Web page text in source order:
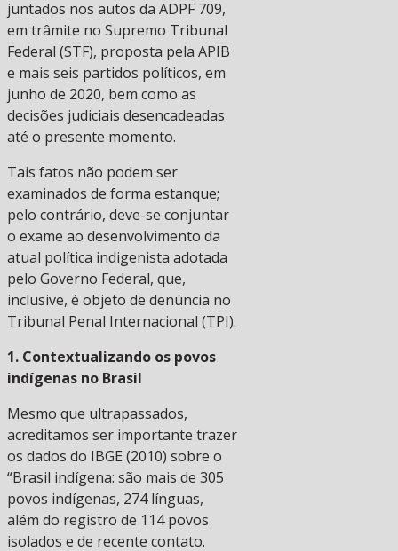
juntados nos autos da ADPF 709,
em trâmite no Supremo Tribunal
Federal (STF), proposta pela APIB
e mais seis partidos políticos, em
junho de 2020, bem como as
decisões judiciais desencadeadas
até o presente momento.
Tais fatos não podem ser
examinados de forma estanque;
pelo contrário, deve-se conjuntar
o exame ao desenvolvimento da
atual política indigenista adotada
pelo Governo Federal, que,
inclusive, é objeto de denúncia no
Tribunal Penal Internacional (TPI).
1. Contextualizando os povos
indígenas no Brasil
Mesmo que ultrapassados,
acreditamos ser importante trazer
os dados do IBGE (2010) sobre o
“Brasil indígena: são mais de 305
povos indígenas, 274 línguas,
além do registro de 114 povos
isolados e de recente contato.